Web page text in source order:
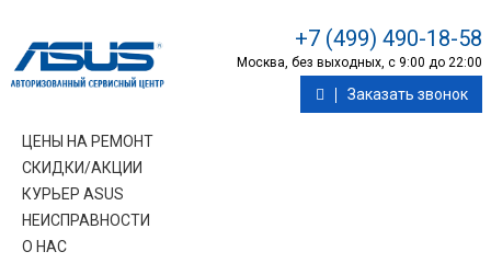
+7 (499) 490-18-58
Москва, без выходных, с 9:00 до 22:00
Заказать звонок
ЦЕНЫ НА РЕМОНТ
СКИДКИ/АКЦИИ
КУРЬЕР ASUS
НЕИСПРАВНОСТИ
О НАС